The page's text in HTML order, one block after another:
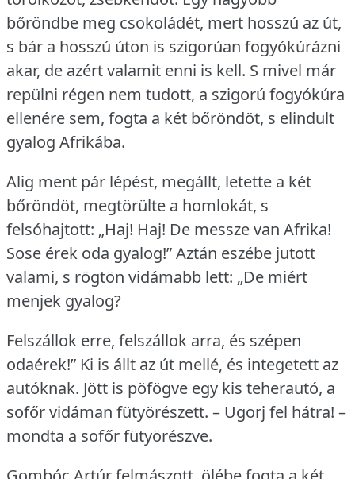
bőröndbe meg csokoládét, mert hosszú az út,
s bár a hosszú úton is szigorúan fogyókúrázni
akar, de azért valamit enni is kell. S mivel már
repülni régen nem tudott, a szigorú fogyókúra
ellenére sem, fogta a két bőröndöt, s elindult
gyalog Afrikába.
Alig ment pár lépést, megállt, letette a két
bőröndöt, megtörülte a homlokát, s
felsóhajtott: „Haj! Haj! De messze van Afrika!
Sose érek oda gyalog!” Aztán eszébe jutott
valami, s rögtön vidámabb lett: „De miért
menjek gyalog?
Felszállok erre, felszállok arra, és szépen
odaérek!” Ki is állt az út mellé, és integetett az
autóknak. Jött is pöfögve egy kis teherautó, a
sofőr vidáman fütyörészett. – Ugorj fel hátra! –
mondta a sofőr fütyörészve.